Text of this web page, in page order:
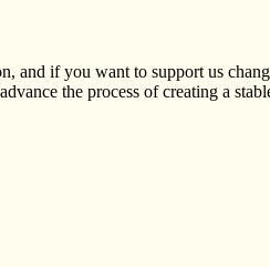
and if you want to support us
the process of creating a